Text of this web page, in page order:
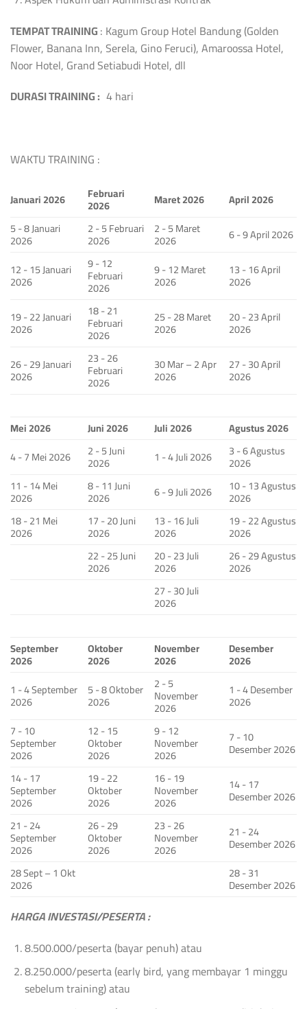
TEMPAT TRAINING: Kagum Group Hotel Bandung (Golden
Flower, Banana Inn, Serela, Gino Feruci), Amaroossa Hotel,
Noor Hotel, Grand Setiabudi Hotel, dll
DURASI TRAINING : 4 hari
WAKTU TRAINING :
Januari 2026 Februari
2026 Maret 2026
April 2026
5 - 8 Januari
2026
2 - 5 Februari
2026
2 - 5 Maret
2026
6 - 9 April 2026
12 - 15 Januari
2026
9 - 12
Februari
2026
9 - 12 Maret
2026
13 - 16 April
2026
19 - 22 Januari
2026
18 - 21
Februari
2026
25 - 28 Maret
2026
20 - 23 April
2026
26 - 29 Januari
2026
23 - 26
Februari
2026
30 Mar – 2 Apr
2026
27 - 30 April
2026
Mei 2026 Juni 2026 Juli 2026
Agustus 2026
4 - 7 Mei 2026
2 - 5 Juni
2026 1 - 4 Juli 2026 3 - 6 Agustus
2026
11 - 14 Mei
2026
8 - 11 Juni
2026 6 - 9 Juli 2026 10 - 13 Agustus
2026
18 - 21 Mei
2026
17 - 20 Juni
2026
13 - 16 Juli
2026
19 - 22 Agustus
2026
22 - 25 Juni
2026
20 - 23 Juli
2026
26 - 29 Agustus
2026
27 - 30 Juli
2026
September
2026
Oktober
2026
November
2026
Desember
2026
1 - 4 September
2026
5 - 8 Oktober
2026
2 - 5
November
2026
1 - 4 Desember
2026
7 - 10
September
2026
12 - 15
Oktober
2026
9 - 12
November
2026
7 - 10
Desember 2026
14 - 17
September
2026
19 - 22
Oktober
2026
16 - 19
November
2026
14 - 17
Desember 2026
21 - 24
September
2026
26 - 29
Oktober
2026
23 - 26
November
2026
21 - 24
Desember 2026
28 Sept – 1 Okt
2026
28 - 31
Desember 2026
HARGA INVESTASI/PESERTA :
8.500.000/peserta (bayar penuh) atau
8.250.000/peserta (early bird, yang membayar 1 minggu
sebelum training) atau